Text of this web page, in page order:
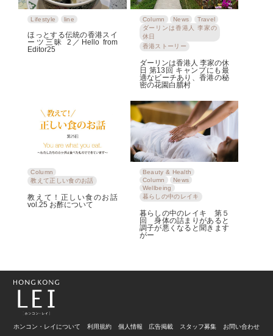
Lifestyle line
ほっとする伝統の香港スイ
ーツ三昧 2／Hello from
Editor25
Column News
Travel
ダーリンは香港人 李家の
休日
香港ストーリー
ダーリンは香港人 李家の休
日 第13回 キャンプにも最
適なビーチあり、香港の秘
密の花園白腊村
Column
教えて正しい食のお話
教えて！正しい食のお話
vol.25 お酢について
Beauty & Health
Column
News
Wellbeing
暮らしの中のレイキ
暮らしの中のレイキ 第５
回 身体の詰まりがあると
調子が悪くなると聞きます
がー
ホンコン・レイについて 利用規約 個人情報 広告掲載 スタッフ募集 お問い合わせ